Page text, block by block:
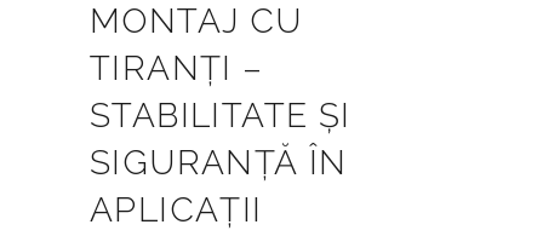
MONTAJ CU
TIRANȚI –
STABILITATE ȘI
SIGURANȚĂ ÎN
APLICAȚII